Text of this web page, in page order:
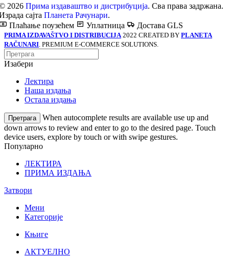
2026 Прима издаваштво и дистрибуција. Сва права задржана.
сајта Планета Рачунари.
Плаћање поузећем
Уплатница Достава GLS
PRIMA IZDAVAŠTVO I DISTRIBUCIJA 2022 CREATED BY PLANETA
RAČUNARI . PREMIUM E-COMMERCE SOLUTIONS.
Изабери
Лектира
Наша издања
Остала издања
Претрага
When autocomplete results are available use up and
down arrows to review and enter to go to the desired page. Touch
device users, explore by touch or with swipe gestures.
Популарно
ЛЕКТИРА
ПРИМА ИЗДАЊА
Затвори
Мени
Категорије
Књиге
АКТУЕЛНО